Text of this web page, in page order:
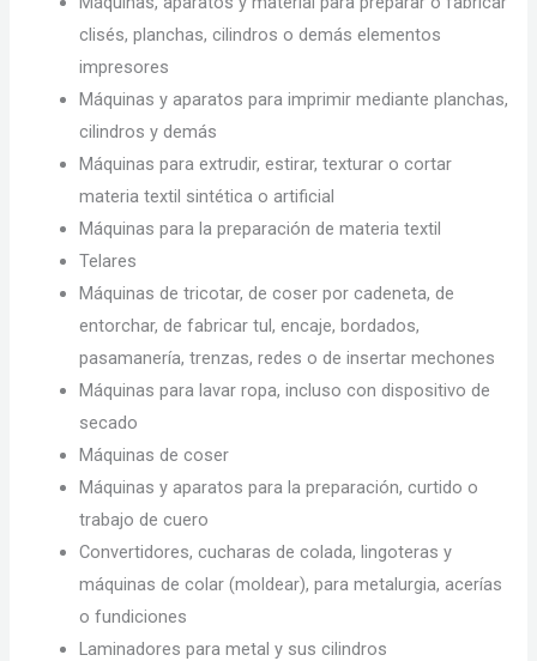
clisés, planchas, cilindros o demás elementos
impresores
Máquinas y aparatos para imprimir mediante planchas,
cilindros y demás
Máquinas para extrudir, estirar, texturar o cortar
materia textil sintética o artificial
Máquinas para la preparación de materia textil
Telares
Máquinas de tricotar, de coser por cadeneta, de
entorchar, de fabricar tul, encaje, bordados,
pasamanería, trenzas, redes o de insertar mechones
Máquinas para lavar ropa, incluso con dispositivo de
secado
Máquinas de coser
Máquinas y aparatos para la preparación, curtido o
trabajo de cuero
Convertidores, cucharas de colada, lingoteras y
máquinas de colar (moldear), para metalurgia, acerías
o fundiciones
Laminadores para metal y sus cilindros